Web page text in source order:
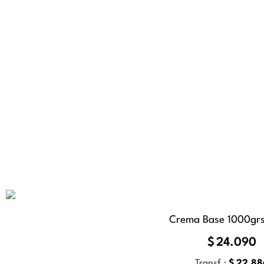
Crema Base
$ 24.090